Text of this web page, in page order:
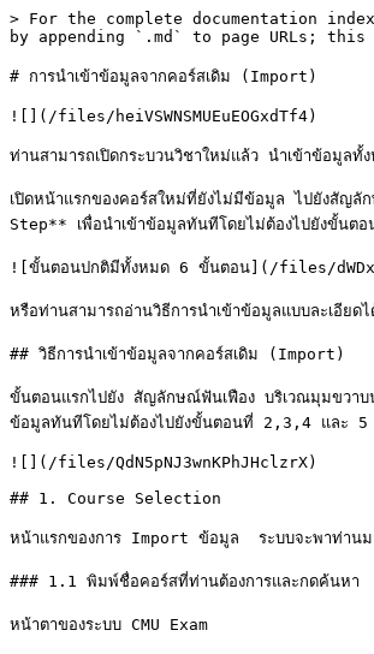
> For the complete documentation
by appending `.md` to page URLs;
# การนำเข้าข้อมูลจากคอร์สเดิม (Import)
![](/files/heiVSWNSMUEuEOGxdTf4)
ท่านสามารถเปิดกระบวนวิชาใหม่แล้ว นำเข้าข้อมูล
เปิดหน้าแรกของคอร์สใหม่ที่ยังไม่มีข้อมูล ไปยังสั
Step** เพื่อนำเข้าข้อมูลทันทีโดยไม่ต้องไปยังขั้
![ขั้นตอนปกติมีทั้งหมด 6 ขั้นตอน](/files/
หรือท่านสามารถอ่านวิธีการนำเข้าข้อมูลแบบละเอียด
## วิธีการนำเข้าข้อมูลจากคอร์สเดิม (Import)
ขั้นตอนแรกไปยัง สัญลักษณ์ฟันเฟือง บริเวณมุมขว
ข้อมูลทันทีโดยไม่ต้องไปยังขั้นตอนที่ 2,3,4 และ 5
![](/files/QdN5pNJ3wnKPhJHclzrX)
## 1. Course Selection
หน้าแรกของการ Import ข้อมูล  ระบบจะพาท่าน
### 1.1 พิมพ์ชื่อคอร์สที่ท่านต้องการและกดค้นหา
หน้าตาของระบบ CMU Exam